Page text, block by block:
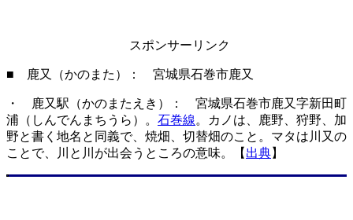
スポンサーリンク
■ 鹿又（かのまた）： 宮城県石巻市鹿又
・ 鹿又駅（かのまたえき）： 宮城県石巻市鹿又字新田町
浦（しんでんまちうら）。 石巻線。カノは、鹿野、狩野、加
野と書く地名と同義で、焼畑、切替畑のこと。マタは川又の
ことで、川と川が出会うところの意味。【 出典】